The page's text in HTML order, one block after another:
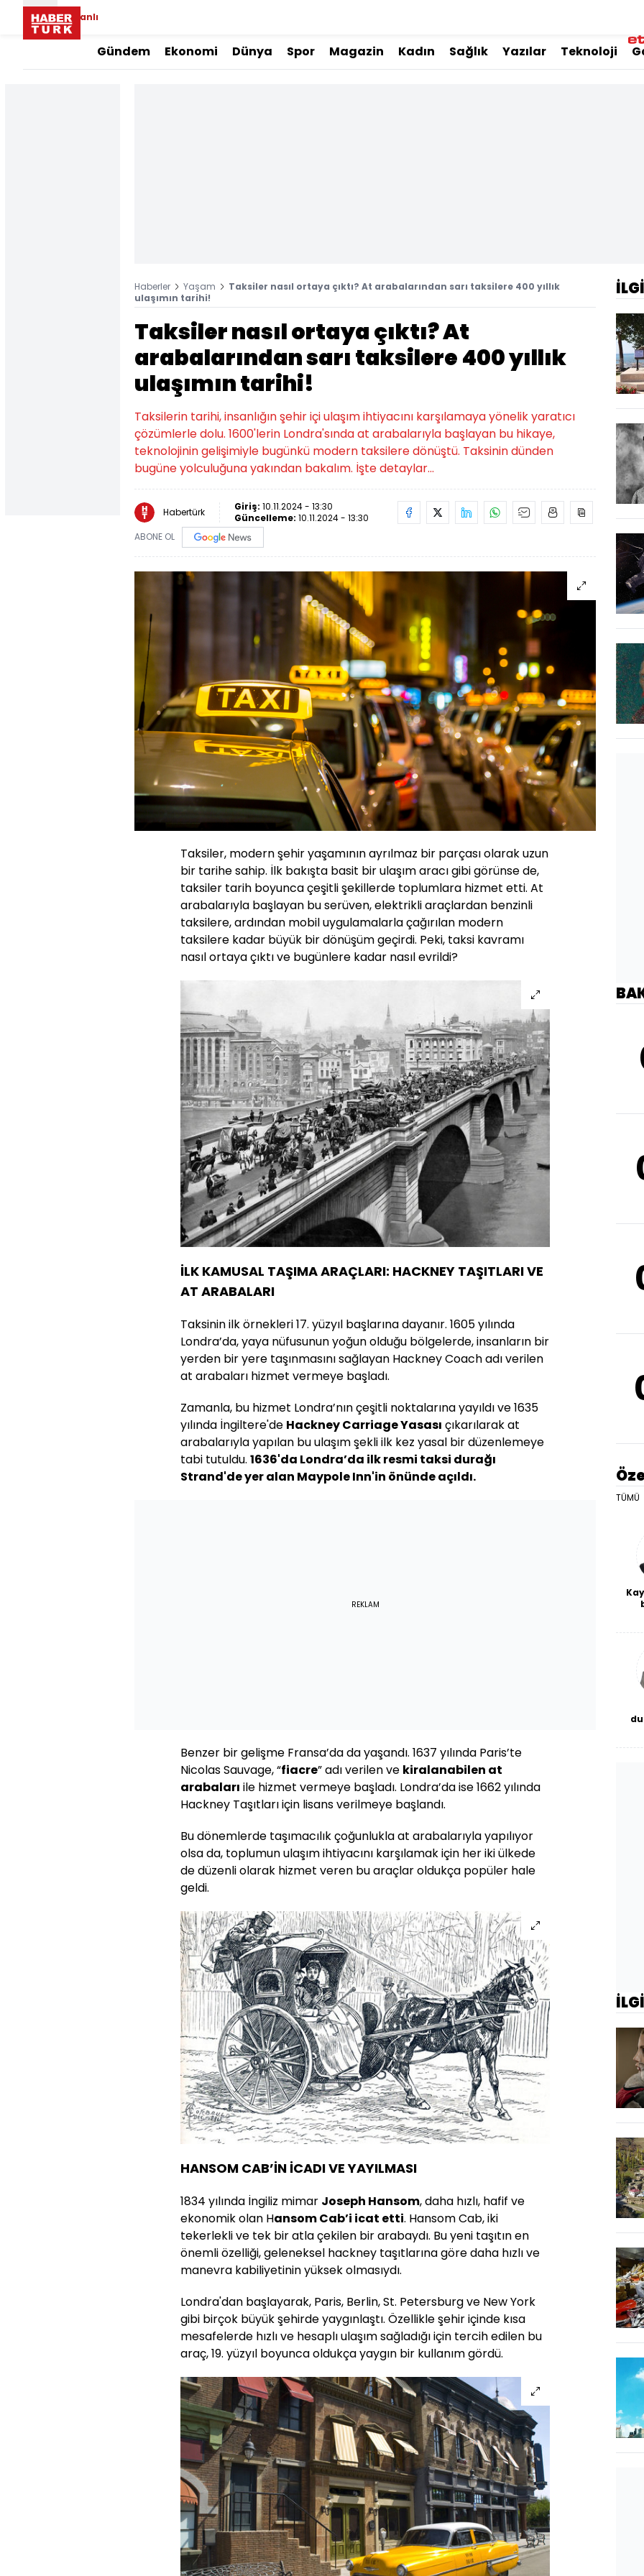
Canlı
Gündem Ekonomi Dünya Spor Magazin Kadın Sağlık Yazılar Teknoloji
Haberler Yaşam
Taksiler nasıl ortaya çıktı? At arabalarından sarı taksilere 400 yıllık
ulaşımın tarihi!
Taksiler nasıl ortaya çıktı? At
arabalarından sarı taksilere 400 yıllık
ulaşımın tarihi!
Taksilerin tarihi, insanlığın şehir içi ulaşım ihtiyacını karşılamaya yönelik yaratıcı
çözümlerle dolu. 1600'lerin Londra'sında at arabalarıyla başlayan bu hikaye,
teknolojinin gelişimiyle bugünkü modern taksilere dönüştü. Taksinin dünden
bugüne yolculuğuna yakından bakalım. İşte detaylar...
Habertürk Giriş: 10.11.2024 - 13:30
Güncelleme: 10.11.2024 - 13:30
ABONE OL
Taksiler, modern şehir yaşamının ayrılmaz bir parçası olarak uzun
bir tarihe sahip. İlk bakışta basit bir ulaşım aracı gibi görünse de,
taksiler tarih boyunca çeşitli şekillerde toplumlara hizmet etti. At
arabalarıyla başlayan bu serüven, elektrikli araçlardan benzinli
taksilere, ardından mobil uygulamalarla çağırılan modern
taksilere kadar büyük bir dönüşüm geçirdi. Peki, taksi kavramı
nasıl ortaya çıktı ve bugünlere kadar nasıl evrildi?
İLK KAMUSAL TAŞIMA ARAÇLARI: HACKNEY TAŞITLARI VE
AT ARABALARI
Taksinin ilk örnekleri 17. yüzyıl başlarına dayanır. 1605 yılında
Londra’da, yaya nüfusunun yoğun olduğu bölgelerde, insanların bir
yerden bir yere taşınmasını sağlayan Hackney Coach adı verilen
at arabaları hizmet vermeye başladı.
Zamanla, bu hizmet Londra’nın çeşitli noktalarına yayıldı ve 1635
yılında İngiltere'de Hackney Carriage Yasası çıkarılarak at
arabalarıyla yapılan bu ulaşım şekli ilk kez yasal bir düzenlemeye
tabi tutuldu. 1636'da Londra’da ilk resmi taksi durağı
Strand'de yer alan Maypole Inn'in önünde açıldı.
REKLAM
Benzer bir gelişme Fransa’da da yaşandı. 1637 yılında Paris’te
Nicolas Sauvage, “fiacre” adı verilen ve kiralanabilen at
arabaları ile hizmet vermeye başladı. Londra’da ise 1662 yılında
Hackney Taşıtları için lisans verilmeye başlandı.
Bu dönemlerde taşımacılık çoğunlukla at arabalarıyla yapılıyor
olsa da, toplumun ulaşım ihtiyacını karşılamak için her iki ülkede
de düzenli olarak hizmet veren bu araçlar oldukça popüler hale
geldi.
HANSOM CAB’İN İCADI VE YAYILMASI
1834 yılında İngiliz mimar Joseph Hansom, daha hızlı, hafif ve
ekonomik olan Hansom Cab’i icat etti. Hansom Cab, iki
tekerlekli ve tek bir atla çekilen bir arabaydı. Bu yeni taşıtın en
önemli özelliği, geleneksel hackney taşıtlarına göre daha hızlı ve
manevra kabiliyetinin yüksek olmasıydı.
Londra'dan başlayarak, Paris, Berlin, St. Petersburg ve New York
gibi birçok büyük şehirde yaygınlaştı. Özellikle şehir içinde kısa
mesafelerde hızlı ve hesaplı ulaşım sağladığı için tercih edilen bu
araç, 19. yüzyıl boyunca oldukça yaygın bir kullanım gördü.
TÜMÜ